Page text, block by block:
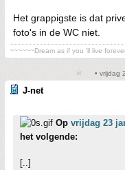
Het grappigste is dat
foto's in de WC niet.
~~~~~~Dream as if you 'll live
• vrijdag
J-net
Op vrijdag 23
het volgende:
[..]